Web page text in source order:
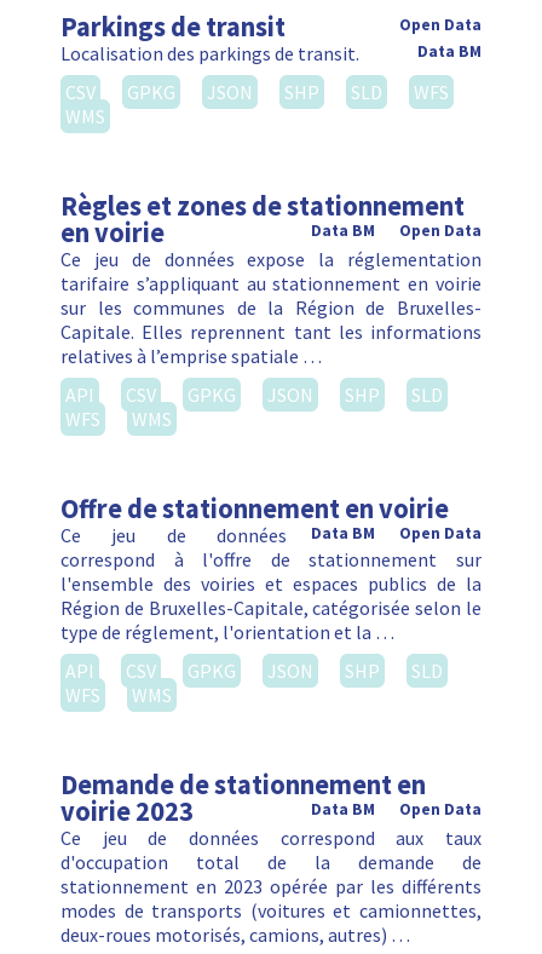
Parkings de transit
Open Data
Data BM
Localisation des parkings de transit.
CSV
GPKG JSON SHP SLD
WFS
WMS
Règles et zones de stationnement
en voirie Open Data
Data BM
Ce jeu de données expose la réglementation
tarifaire s’appliquant au stationnement en voirie
sur les communes de la Région de Bruxelles-
Capitale. Elles reprennent tant les informations
relatives à l’emprise spatiale …
API
CSV GPKG JSON SHP
SLD
WFS
WMS
Offre de stationnement en voirie
Open Data
Data BM
Ce jeu de données
correspond à l'offre de stationnement sur
l'ensemble des voiries et espaces publics de la
Région de Bruxelles-Capitale, catégorisée selon le
type de réglement, l'orientation et la …
API
CSV GPKG JSON SHP
SLD
WFS
WMS
Demande de stationnement en
voirie 2023 Open Data
Data BM
Ce jeu de données correspond aux taux
d'occupation total de la demande de
stationnement en 2023 opérée par les différents
modes de transports (voitures et camionnettes,
deux-roues motorisés, camions, autres) …